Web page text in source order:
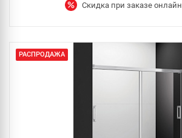
Скидка при заказе онлайн
РАСПРОДАЖА